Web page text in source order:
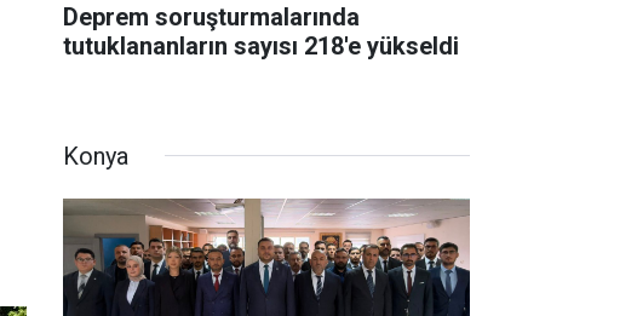
Deprem soruşturmalarında
tutuklananların sayısı 218'e yükseldi
Konya